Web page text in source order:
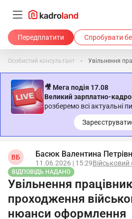
Передплатити Спробувати
Особистий консультант
🎥 Мега подія 17.08
Великий зарплатно-
розберемо всі актуальні
ВБ Басюк Валентина
11.06.2026 | 15:29Військовий
ВІДПОВІДЬ НАДАНО
Увільнення
проходження
нюанси оформлення